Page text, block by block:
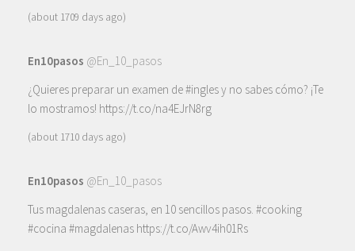
(about 1709 days ago)
En10pasos @En_10_pasos
¿Quieres preparar un examen de#inglesy no sabes cómo? ¡Te
lo mostramos! https://t.co/na4EJrN8rg
(about 1710 days ago)
En10pasos @En_10_pasos
Tus magdalenas caseras, en 10 sencillos pasos. #cooking
#cocina #magdalenas https://t.co/Awv4ih01Rs